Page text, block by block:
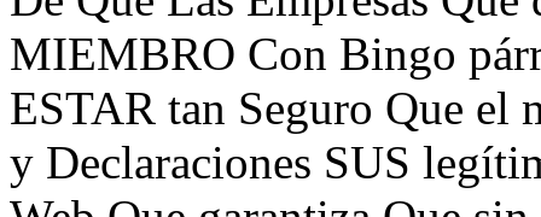
MIEMBRO Con Bingo
ESTAR tan Seguro Que el
y Declaraciones SUS